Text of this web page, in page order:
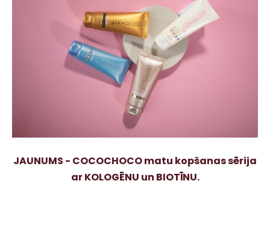
JAUNUMS - COCOCHOCO matu kopšanas sērija
ar KOLOGĒNU un BIOTĪNU.